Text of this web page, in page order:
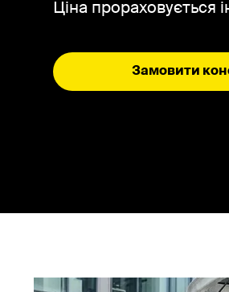
Ціна прораховується
Замовити